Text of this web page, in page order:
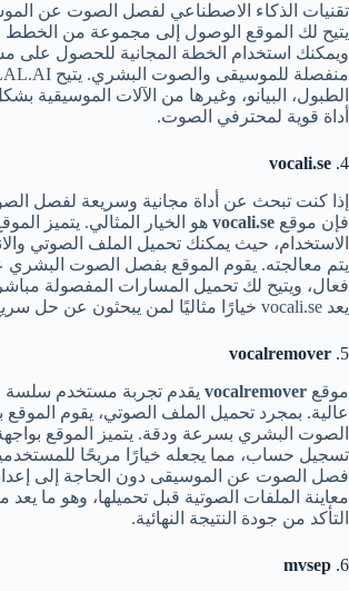
تقنيات الذكاء الاصطناعي لفصل الصوت عن
يتيح لك الموقع الوصول إلى مجموعة من الخطط
ويمكنك استخدام الخطة المجانية للحصول على
الطبول، البيانو، وغيرها من الآلات الموسيقية
أداة قوية لمحترفي الصوت.
4.
vocali.se
إذا كنت تبحث عن أداة مجانية وسريعة لفصل
فإن موقع vocali.se هو الخيار المثالي. يتميز
الاستخدام، حيث يمكنك تحميل الملف الصوتي
يتم معالجته. يقوم الموقع بفصل الصوت
فعال، ويتيح لك تحميل المسارات المفصولة
يعد vocali.se خيارًا مثاليًا لمن يبحثون عن حل سريع وسهل.
5.
vocalremover
موقع vocalremover يقدم تجربة مستخدم
عالية. بمجرد تحميل الملف الصوتي، يقوم
الصوت البشري بسرعة ودقة. يتميز الموقع
تسجيل حساب، مما يجعله خيارًا مريحًا
فصل الصوت عن الموسيقى دون الحاجة إلى
معاينة الملفات الصوتية قبل تحميلها، وهو ما يعد
التأكد من جودة النتيجة النهائية.
6.
mvsep